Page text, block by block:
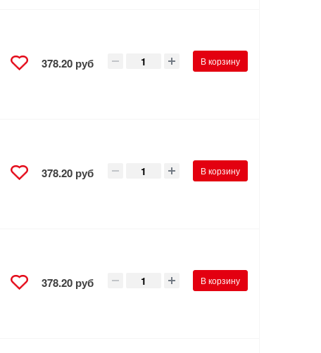
378.20 руб В корзину
378.20 руб В корзину
378.20 руб В корзину